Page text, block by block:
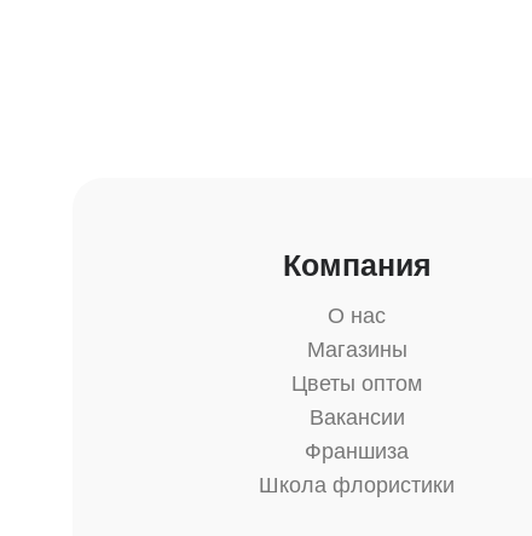
Компания
О нас
Магазины
Цветы оптом
Вакансии
Франшиза
Школа флористики